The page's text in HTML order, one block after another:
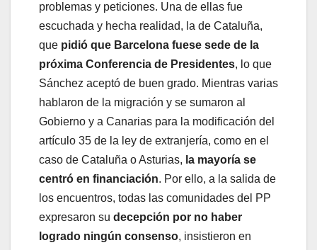
problemas y peticiones. Una de ellas fue
escuchada y hecha realidad, la de Cataluña,
que pidió que Barcelona fuese sede de la
próxima Conferencia de Presidentes, lo que
Sánchez aceptó de buen grado. Mientras varias
hablaron de la migración y se sumaron al
Gobierno y a Canarias para la modificación del
artículo 35 de la ley de extranjería, como en el
caso de Cataluña o Asturias, la mayoría se
centró en financiación. Por ello, a la salida de
los encuentros, todas las comunidades del PP
expresaron su decepción por no haber
logrado ningún consenso, insistieron en